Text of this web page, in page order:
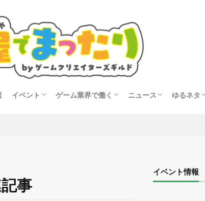
イベント ゲーム業界で働く ニュース ゆるネタ
事
イベント情報